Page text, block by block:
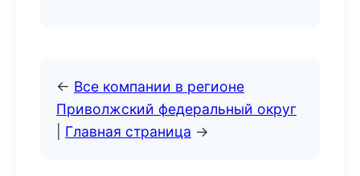
← Все компании в регионе
Приволжский федеральный округ
Главная страница →